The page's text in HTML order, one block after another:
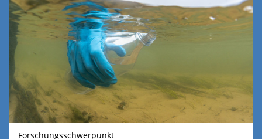
Forschungsschwerpunkt